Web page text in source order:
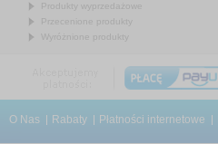
Produkty wyprzedażowe
Przecenione produkty
Wyróżnione produkty
O Nas Rabaty Płatności internetowe